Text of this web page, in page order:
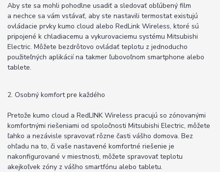
Aby ste sa mohli pohodlne usadiť a sledovať obľúbený film
a nechce sa vám vstávať, aby ste nastavili termostat existujú
ovládacie prvky kumo cloud alebo RedLink Wireless, ktoré sú
pripojené k chladiacemu a vykurovaciemu systému Mitsubishi
Electric. Môžete bezdrôtovo ovládať teplotu z jednoducho
použiteľných aplikácií na takmer ľubovoľnom smartphone alebo
tablete.
2. Osobný komfort pre každého
Pretože kumo cloud a RedLINK Wireless pracujú so zónovanými
komfortnými riešeniami od spoločnosti Mitsubishi Electric, môžete
ľahko a nezávisle spravovať rôzne časti vášho domova. Bez
ohľadu na to, či vaše nastavené komfortné riešenie je
nakonfigurované v miestnosti, môžete spravovať teplotu
akejkoľvek zóny z vášho smartfónu alebo tabletu.